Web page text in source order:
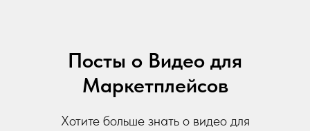
Посты о Видео для
Маркетплейсов
Хотите больше знать о видео для